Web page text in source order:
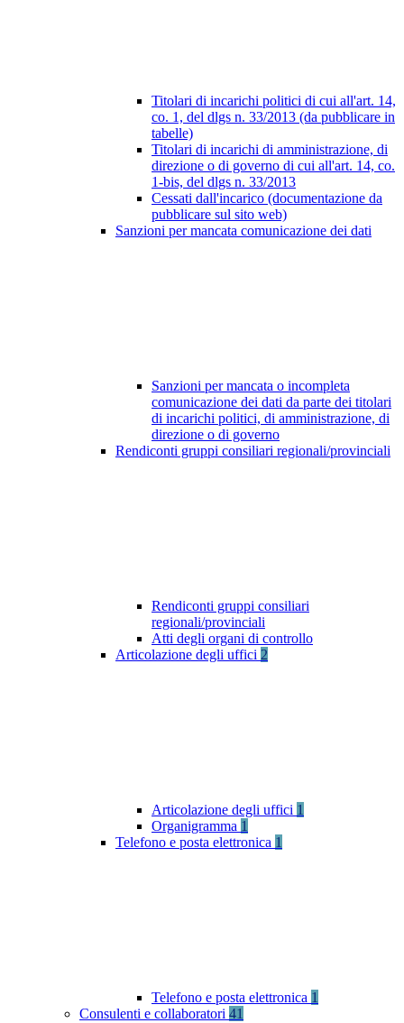
Titolari di incarichi politici di cui all'art. 14,
co. 1, del dlgs n. 33/2013 (da pubblicare in
tabelle)
Titolari di incarichi di amministrazione, di
direzione o di governo di cui all'art. 14, co.
1-bis, del dlgs n. 33/2013
Cessati dall'incarico (documentazione da
pubblicare sul sito web)
Sanzioni per mancata comunicazione dei dati
Sanzioni per mancata o incompleta
comunicazione dei dati da parte dei titolari
di incarichi politici, di amministrazione, di
direzione o di governo
Rendiconti gruppi consiliari regionali/provinciali
Rendiconti gruppi consiliari
regionali/provinciali
Atti degli organi di controllo
Articolazione degli uffici 2
Articolazione degli uffici 1
Organigramma 1
Telefono e posta elettronica 1
Telefono e posta elettronica 1
Consulenti e collaboratori 41